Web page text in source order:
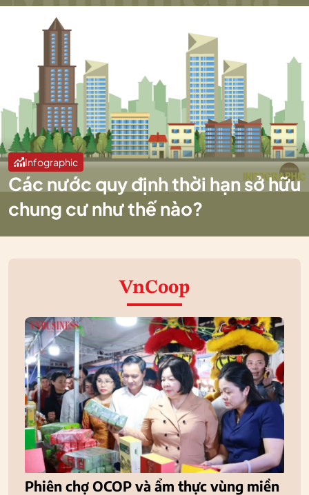
Infographic
Các nước quy định thời hạn sở hữu
chung cư như thế nào?
VnCoop
Phiên chợ OCOP và ẩm thực vùng miền